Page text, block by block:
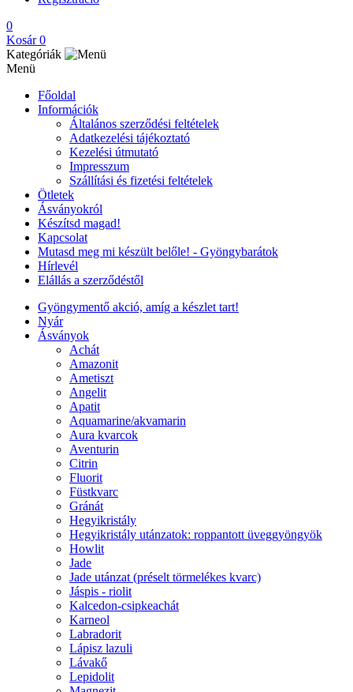
0
Kosár 0
Kategóriák
Menü
Főoldal
Információk
Általános szerződési feltételek
Adatkezelési tájékoztató
Kezelési útmutató
Impresszum
Szállítási és fizetési feltételek
Ötletek
Ásványokról
Készítsd magad!
Kapcsolat
Mutasd meg mi készült belőle! - Gyöngybarátok
Hírlevél
Elállás a szerződéstől
Gyöngymentő akció, amíg a készlet tart!
Nyár
Ásványok
Achát
Amazonit
Ametiszt
Angelit
Apatit
Aquamarine/akvamarin
Aura kvarcok
Aventurin
Citrin
Fluorit
Füstkvarc
Gránát
Hegyikristály
Hegyikristály utánzatok: roppantott üveggyöngyök
Howlit
Jade
Jade utánzat (préselt törmelékes kvarc)
Jáspis - riolit
Kalcedon-csipkeachát
Karneol
Labradorit
Lápisz lazuli
Lávakő
Lepidolit